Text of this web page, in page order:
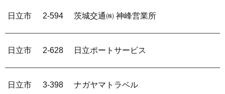
日立市 2-594 茨城交通㈱ 神峰営業所
日立市 2-628 日立ポートサービス
日立市 3-398 ナガヤマトラベル